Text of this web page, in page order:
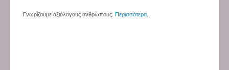
Γνωρίζουμε αξιόλογους ανθρώπους. Περισσότερα